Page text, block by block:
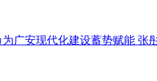
广安现代化建设蓄势赋能 张